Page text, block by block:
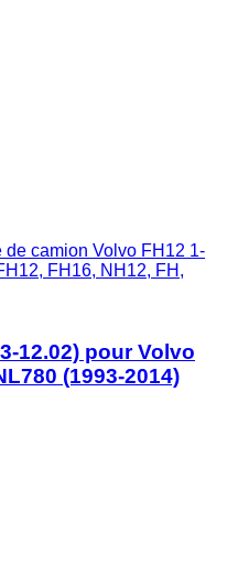
de camion Volvo FH12 1-
FH16, NH12, FH,
12.02) pour Volvo
(1993-2014)